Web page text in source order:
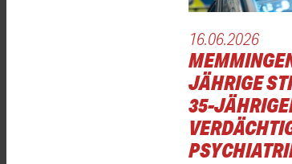
16.06.2026
JÄHRIGE
35-